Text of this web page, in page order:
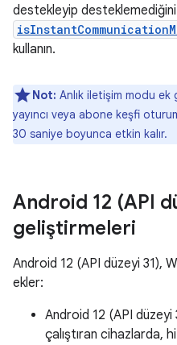
destekleyip
kullanın.
Not: Anlık iletişim modu ek
yayıncı veya abone keşfi
30 saniye boyunca etkin kalır.
Android 12 (API
geliştirmeleri
Android 12 (API düzeyi 31),
ekler:
Android 12 (API
çalıştıran cihazlarda,